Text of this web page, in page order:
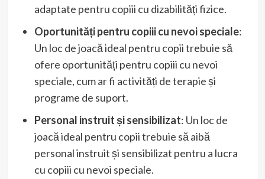
adaptate pentru copiii cu dizabilități fizice.
Oportunități pentru copiii cu nevoi speciale:
Un loc de joacă ideal pentru copii trebuie să
ofere oportunități pentru copiii cu nevoi
speciale, cum ar fi activități de terapie și
programe de suport.
Personal instruit și sensibilizat: Un loc de
joacă ideal pentru copii trebuie să aibă
personal instruit și sensibilizat pentru a lucra
cu copiii cu nevoi speciale.